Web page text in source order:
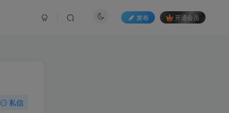
发布 开通会员
私信